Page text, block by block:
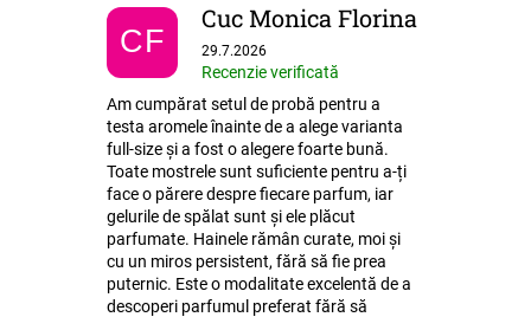
CF
Cuc Monica Florina
Ratingul magazinului este 5 din 5 stele.
29.7.2026
Recenzie verificată
Am cumpărat setul de probă pentru a
testa aromele înainte de a alege varianta
full-size și a fost o alegere foarte bună.
Toate mostrele sunt suficiente pentru a-ți
face o părere despre fiecare parfum, iar
gelurile de spălat sunt și ele plăcut
parfumate. Hainele rămân curate, moi și
cu un miros persistent, fără să fie prea
puternic. Este o modalitate excelentă de a
descoperi parfumul preferat fără să